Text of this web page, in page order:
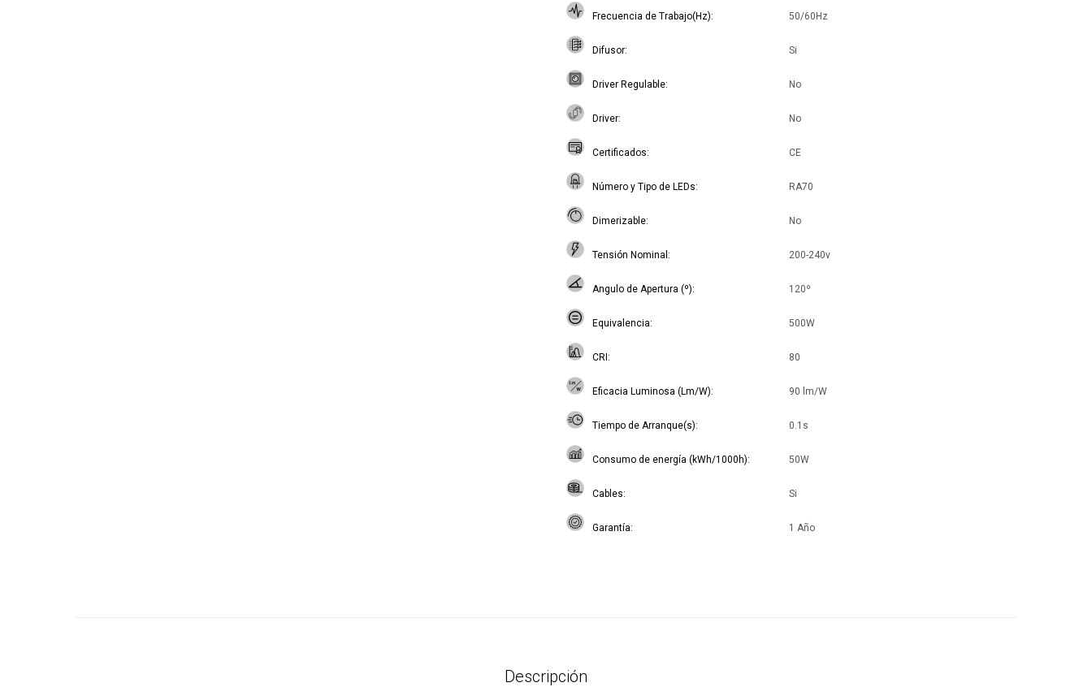
Frecuencia de Trabajo(Hz) 50/60Hz
Difusor Si
Driver Regulable No
Driver No
Certificados CE
Número y Tipo de LEDs RA70
Dimerizable No
Tensión Nominal 200-240v
Angulo de Apertura (º) 120º
Equivalencia 500W
CRI 80
Eficacia Luminosa (Lm/W) 90 lm/W
Tiempo de Arranque(s) 0.1s
Consumo de energía (kWh/1000h) 50W
Cables Si
Garantía 1 Año
Descripción